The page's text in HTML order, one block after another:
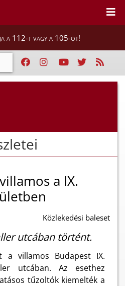
a 112-t vagy a 105-öt!
a IX.
Közlekedési baleset
utcában történt.
a villamos Budapest IX.
utcában. Az esethez
tűzoltók kiemelték a